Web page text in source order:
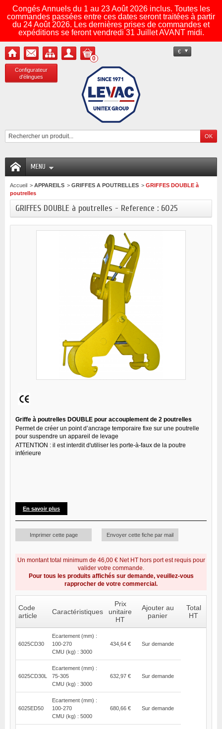
Congés Annuels du 1 au 23 Août 2026 inclus. Toutes les
commandes passées entre ces dates seront traitées à partir
du 24 Août 2026. Les dernières prises de commandes et
expéditions se feront vendredi 31 Juillet AVANT midi.
Configurateur
d'élingues
€
0
MENU
Accueil > APPAREILS > GRIFFES A POUTRELLES > GRIFFES DOUBLE à
poutrelles
GRIFFES DOUBLE à poutrelles - Reference : 6025
Griffe à poutrelles DOUBLE pour accouplement de 2 poutrelles
Permet de créer un point d’ancrage temporaire fixe sur une poutrelle
pour suspendre un appareil de levage
ATTENTION : il est interdit d'utiliser les porte-à-faux de la poutre
inférieure
En savoir plus
Imprimer cette page Envoyer cette fiche par mail
Un montant total minimum de 46,00 € Net HT hors port est requis pour
valider votre commande.
Pour tous les produits affichés sur demande, veuillez-vous
rapprocher de votre commercial.
Code
article
Caractéristiques
Prix
unitaire
HT
Ajouter au
panier
Total
HT
6025CD30
Ecartement (mm) :
100-270
CMU (kg) : 3000
434,64 € Sur demande
6025CD30L
Ecartement (mm) :
75-305
CMU (kg) : 3000
632,97 € Sur demande
6025ED50
Ecartement (mm) :
100-270
CMU (kg) : 5000
680,66 € Sur demande